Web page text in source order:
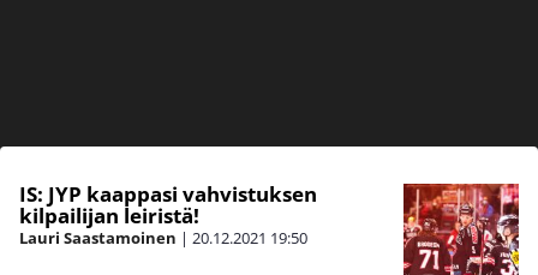
IS: JYP kaappasi vahvistuksen
kilpailijan leiristä!
Lauri Saastamoinen | 20.12.2021 19:50